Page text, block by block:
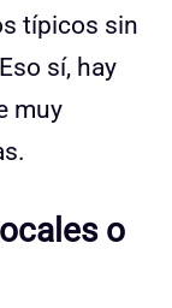
típicos sin
sí, hay
muy
o